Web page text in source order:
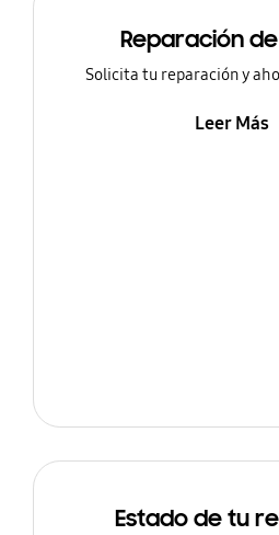
Reparación
Solicita tu reparación y
Leer Más
Estado de tu